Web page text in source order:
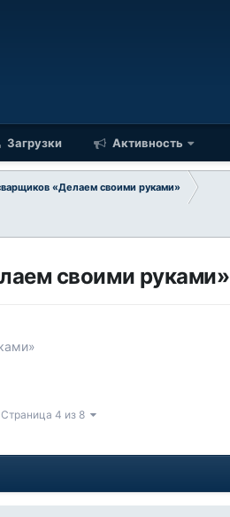
Загрузки Активность
«Делаем своими руками»
своими руками»
Страница 4 из 8